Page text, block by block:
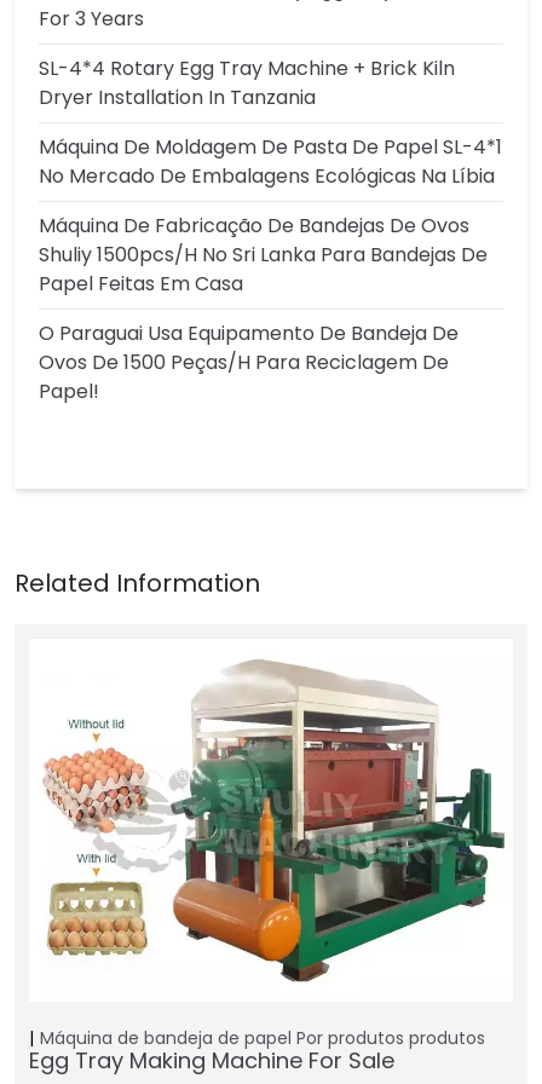
For 3 Years
SL-4*4 Rotary Egg Tray Machine + Brick Kiln
Dryer Installation In Tanzania
Máquina De Moldagem De Pasta De Papel SL-4*1
No Mercado De Embalagens Ecológicas Na Líbia
Máquina De Fabricação De Bandejas De Ovos
Shuliy 1500pcs/h No Sri Lanka Para Bandejas De
Papel Feitas Em Casa
O Paraguai Usa Equipamento De Bandeja De
Ovos De 1500 Peças/h Para Reciclagem De
Papel!
Máquina de bandeja de papel Por produtos produtos
Egg Tray Making Machine For Sale